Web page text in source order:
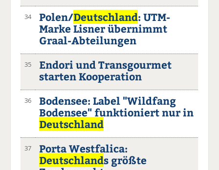
34 Polen/Deutschland: UTM-
Marke Lisner übernimmt
Graal-Abteilungen
35
Endori und Transgourmet
starten Kooperation
36
Bodensee: Label "Wildfang
Bodensee" funktioniert nur in
Deutschland
37
Porta Westfalica:
Deutschlands größte